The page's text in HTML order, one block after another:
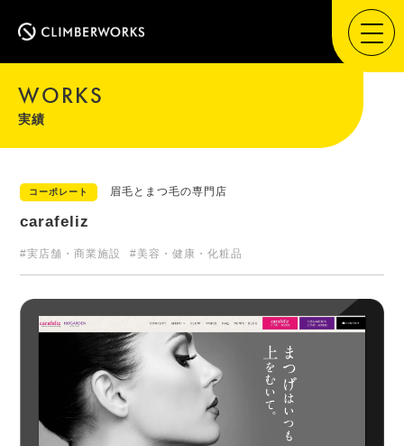
WORKS
実績
コーポレート 眉毛とまつ毛の専門店
carafeliz
#実店舗・商業施設 #美容・健康・化粧品